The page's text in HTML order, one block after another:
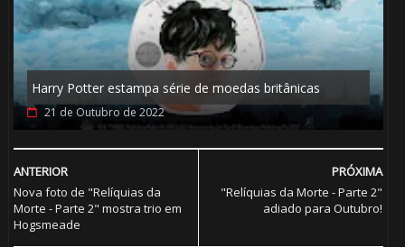
Harry Potter estampa série de moedas britânicas
21 de Outubro de 2022
PRÓXIMA
"Relíquias da Morte - Parte 2"
adiado para Outubro!
ANTERIOR
Nova foto de "Relíquias da
Morte - Parte 2" mostra trio em
Hogsmeade
🎈